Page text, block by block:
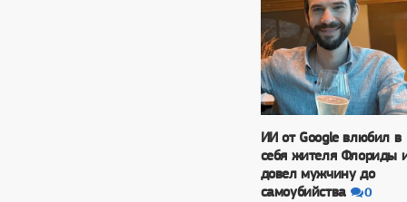
ИИ от Google влюбил в
себя жителя Флориды
довел мужчину до
самоубийства
0